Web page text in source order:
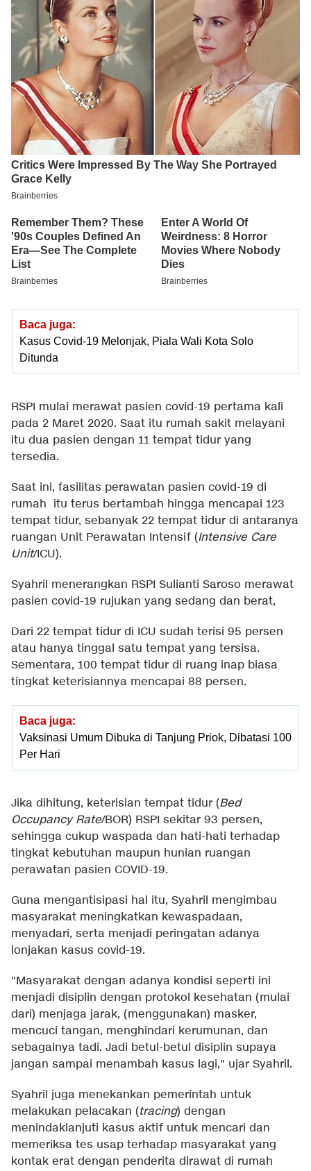
Baca juga:
Kasus Covid-19 Melonjak, Piala Wali Kota Solo
Ditunda
RSPI mulai merawat pasien covid-19 pertama kali
pada 2 Maret 2020. Saat itu rumah sakit melayani
itu dua pasien dengan 11 tempat tidur yang
tersedia.
Saat ini, fasilitas perawatan pasien covid-19 di
rumah itu terus bertambah hingga mencapai 123
tempat tidur, sebanyak 22 tempat tidur di antaranya
ruangan Unit Perawatan Intensif (Intensive Care
Unit/ICU).
Syahril menerangkan RSPI Sulianti Saroso merawat
pasien covid-19 rujukan yang sedang dan berat,
Dari 22 tempat tidur di ICU sudah terisi 95 persen
atau hanya tinggal satu tempat yang tersisa.
Sementara, 100 tempat tidur di ruang inap biasa
tingkat keterisiannya mencapai 88 persen.
Baca juga:
Vaksinasi Umum Dibuka di Tanjung Priok, Dibatasi 100
Per Hari
Jika dihitung, keterisian tempat tidur (Bed
Occupancy Rate/BOR) RSPI sekitar 93 persen,
sehingga cukup waspada dan hati-hati terhadap
tingkat kebutuhan maupun hunian ruangan
perawatan pasien COVID-19.
Guna mengantisipasi hal itu, Syahril mengimbau
masyarakat meningkatkan kewaspadaan,
menyadari, serta menjadi peringatan adanya
lonjakan kasus covid-19.
"Masyarakat dengan adanya kondisi seperti ini
menjadi disiplin dengan protokol kesehatan (mulai
dari) menjaga jarak, (menggunakan) masker,
mencuci tangan, menghindari kerumunan, dan
sebagainya tadi. Jadi betul-betul disiplin supaya
jangan sampai menambah kasus lagi," ujar Syahril.
Syahril juga menekankan pemerintah untuk
melakukan pelacakan (tracing) dengan
menindaklanjuti kasus aktif untuk mencari dan
memeriksa tes usap terhadap masyarakat yang
kontak erat dengan penderita dirawat di rumah